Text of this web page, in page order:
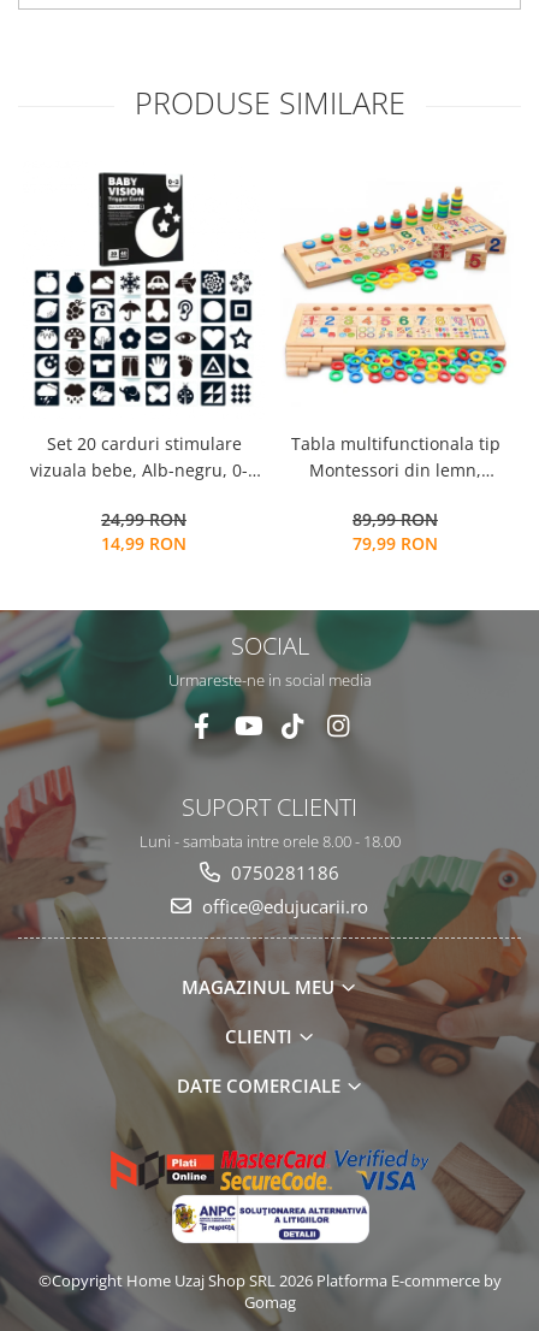
PRODUSE SIMILARE
Set 20 carduri stimulare
vizuala bebe, Alb-negru, 0-3
24,99 RON
14,99 RON
Tabla multifunctionala tip
Montessori din lemn,
multicolore pt cantitate,
numere si operatiuni
89,99 RON
79,99 RON
SOCIAL
Urmareste-ne in social media
SUPORT CLIENTI
Luni - sambata intre orele 8.00 - 18.00
0750281186
office@edujucarii.ro
MAGAZINUL MEU
CLIENTI
DATE COMERCIALE
©Copyright Home Uzaj Shop SRL 2026 Platforma E-commerce by
Gomag